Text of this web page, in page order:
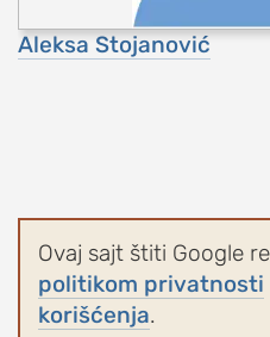
Aleksa Stojanović
Ovaj sajt štiti Google
politikom privatnosti
korišćenja.